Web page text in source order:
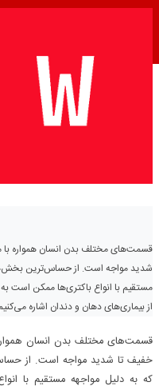
تاریخ انتشار:
10 راهکار
قسمت‌های مختلف بدن انسان همواره با
شدید مواجه است. از حساس‌ترین
مستقیم با انواع باکتری‌ها ممکن است
از بیماری‌های دهان و دندان اشاره
قسمت‌های مختلف بدن انسان
خفیف تا شدید مواجه است. از
که به دلیل مواجهه مستقیم با